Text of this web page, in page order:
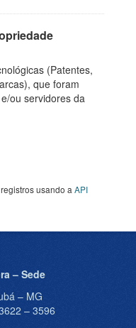
(Patentes,
que foram
ou servidores da
usando a API
– Sede
– MG
– 3596